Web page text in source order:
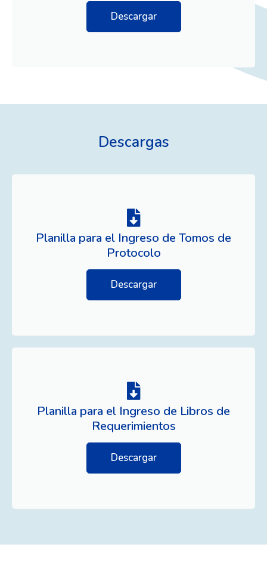
Descargar
Descargas
Planilla para el Ingreso de Tomos de
Protocolo
Descargar
Planilla para el Ingreso de Libros de
Requerimientos
Descargar